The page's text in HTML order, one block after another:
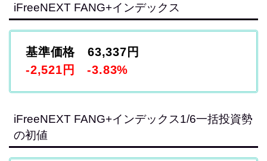
iFreeNEXT FANG+インデックス
基準価格 63,337円
-2,521円 -3.83%
iFreeNEXT FANG+インデックス1/6一括投資勢
の初値